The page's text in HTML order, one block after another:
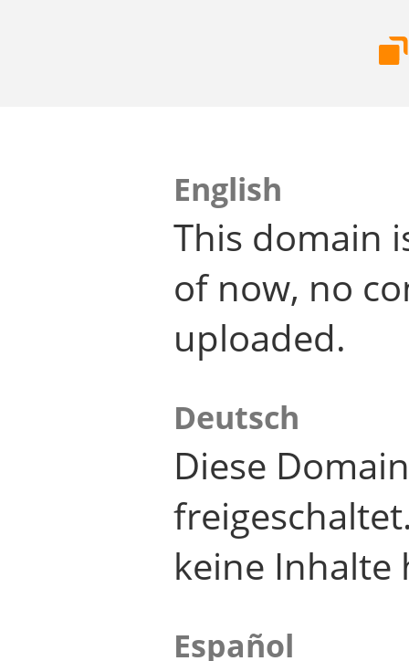
English
This domain
of now, no
uploaded.
Deutsch
Diese
keine Inhalte
Español